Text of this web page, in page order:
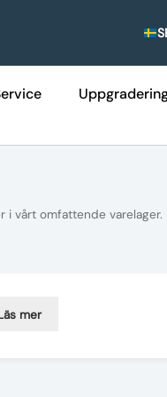
vårt omfattende varelager.
mer